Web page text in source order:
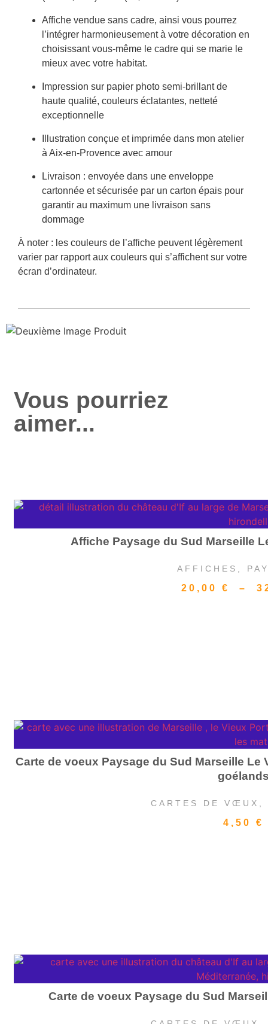
Affiche vendue sans cadre, ainsi vous pourrez
l’intégrer harmonieusement à votre décoration en
choisissant vous-même le cadre qui se marie le
mieux avec votre habitat.
Impression sur papier photo semi-brillant de
haute qualité, couleurs éclatantes, netteté
exceptionnelle
Illustration conçue et imprimée dans mon atelier
à Aix-en-Provence avec amour
Livraison : envoyée dans une enveloppe
cartonnée et sécurisée par un carton épais pour
garantir au maximum une livraison sans
dommage
À noter : les couleurs de l’affiche peuvent légèrement
varier par rapport aux couleurs qui s’affichent sur votre
écran d’ordinateur.
Vous pourriez
aimer...
Affiche Paysage du Sud Marseille
AFFICHES
20,00€ –
Carte de voeux Paysage du Sud Marseille Le
CARTES DE VŒUX
4,50 €
Carte de voeux Paysage du Sud